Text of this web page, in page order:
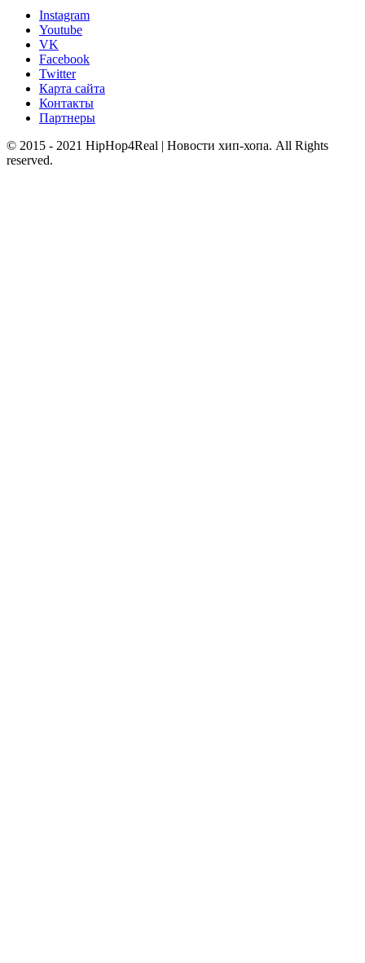
Instagram
Youtube
VK
Facebook
Twitter
Карта сайта
Контакты
Партнеры
© 2015 - 2021 HipHop4Real | Новости хип-хопа. All Rights
reserved.